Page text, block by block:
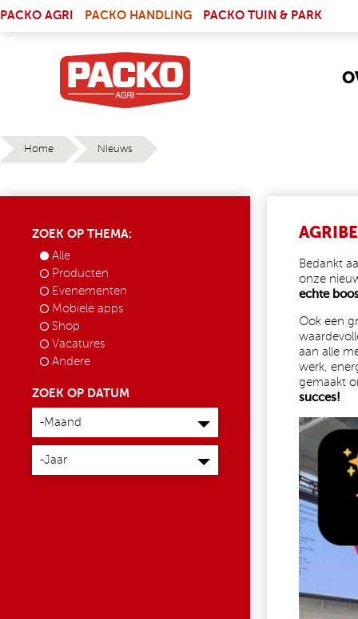
PACKO AGRI
PACKO HANDLING PACKO TUIN & PARK
Home Nieuws
ZOEK OP THEMA:
Alle
Producten
Evenementen
Mobiele apps
Shop
Vacatures
Andere
ZOEK OP DATUM
Maand
-Maand
Jaar
-Jaar
Bedankt
onze
echte
Ook een
aan alle
werk,
gemaakt
succes!